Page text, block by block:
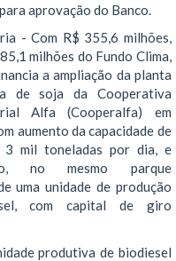
aprovação do Banco.
- Com R$ 355,6 milhões,
milhões do Fundo Clima,
a ampliação da planta
de soja da Cooperativa
Alfa (Cooperalfa) em
aumento da capacidade de
3 mil toneladas por dia, e
no mesmo parque
uma unidade de produção
com capital de giro
produtiva de biodiesel